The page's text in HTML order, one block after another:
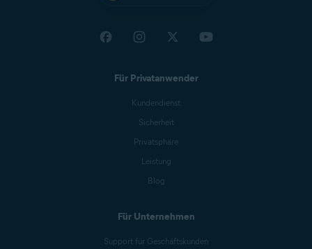
Für Privatanwender
Kundendienst
Sicherheit
Privatsphäre
Leistung
Blog
Für Unternehmen
Support für Geschäftskunden